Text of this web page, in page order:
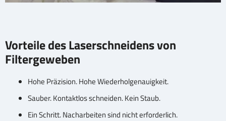
Vorteile des Laserschneidens von
Filtergeweben
Hohe Präzision. Hohe Wiederholgenauigkeit.
Sauber. Kontaktlos schneiden. Kein Staub.
Ein Schritt. Nacharbeiten sind nicht erforderlich.